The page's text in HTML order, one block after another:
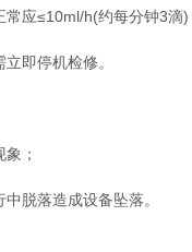
应≤10ml/h(约每分钟3滴)
即停机检修。
；
脱落造成设备坠落。